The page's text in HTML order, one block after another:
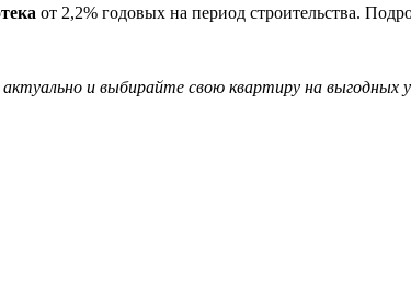
от 2,2% годовых на период строительства.
и выбирайте свою квартиру на выгодных